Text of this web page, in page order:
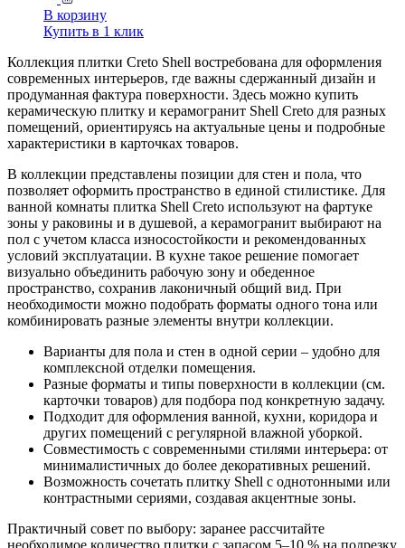
В корзину
Купить в 1 клик
Коллекция плитки Creto Shell востребована для оформления
современных интерьеров, где важны сдержанный дизайн и
продуманная фактура поверхности. Здесь можно купить
керамическую плитку и керамогранит Shell Creto для разных
помещений, ориентируясь на актуальные цены и подробные
характеристики в карточках товаров.
В коллекции представлены позиции для стен и пола, что
позволяет оформить пространство в единой стилистике. Для
ванной комнаты плитка Shell Creto используют на фартуке
зоны у раковины и в душевой, а керамогранит выбирают на
пол с учетом класса износостойкости и рекомендованных
условий эксплуатации. В кухне такое решение помогает
визуально объединить рабочую зону и обеденное
пространство, сохранив лаконичный общий вид. При
необходимости можно подобрать форматы одного тона или
комбинировать разные элементы внутри коллекции.
Варианты для пола и стен в одной серии – удобно для
комплексной отделки помещения.
Разные форматы и типы поверхности в коллекции (см.
карточки товаров) для подбора под конкретную задачу.
Подходит для оформления ванной, кухни, коридора и
других помещений с регулярной влажной уборкой.
Совместимость с современными стилями интерьера: от
минималистичных до более декоративных решений.
Возможность сочетать плитку Shell с однотонными или
контрастными сериями, создавая акцентные зоны.
Практичный совет по выбору: заранее рассчитайте
необходимое количество плитки с запасом 5–10 % на подрезку